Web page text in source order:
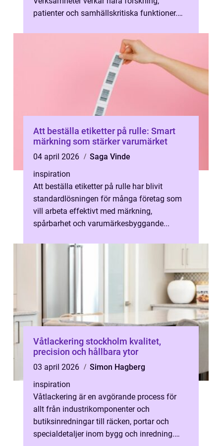
patienter och samhällskritiska funktioner.
Att beställa etiketter på rulle: Smart
märkning som stärker varumärket
04 april 2026
Saga Vinde
inspiration
Att beställa etiketter på rulle har blivit
standardlösningen för många företag som
vill arbeta effektivt med märkning,
spårbarhet och varumärkesbyggande...
Våtlackering stockholm kvalitet,
precision och hållbara ytor
03 april 2026
Simon Hagberg
inspiration
Våtlackering är en avgörande process för
allt från industrikomponenter och
butiksinredningar till räcken, portar och
specialdetaljer inom bygg och inredning.